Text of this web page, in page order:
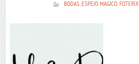
BODAS,ESPEJO MAGICO,FOTERIX